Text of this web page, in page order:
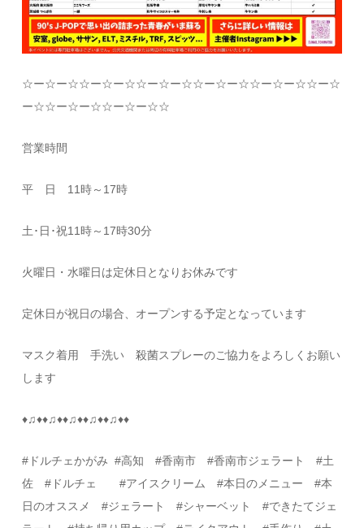
☆ー☆ー☆☆ー☆ー☆☆ー☆ー☆☆ー☆ー☆☆ー☆ー☆☆ー☆
ー☆☆ー☆ー☆☆ー☆ー☆☆
営業時間
平 日 11 時～ 17時
土･日･祝11 時～ 17時30分
火曜日・水曜日は定休日となりお休みです
定休日が祝日の場合、オープンする予定となっています
マスク着用 手洗い 殺菌スプレーのご協力をよろしくお願い
します
♦♫♦♦♫♦♦♫♦♦♫♦♦♫♦♦
# ドルチェかがみ #高知#香南市 #香南市ジェラート #土
佐# ドルチェ#アイスクリーム#本日のメニュー#本
日のオススメ#ジェラート#シャーベット#できたてジェ